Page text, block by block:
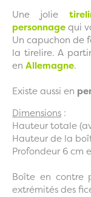
Une jolie
personnagequi
Un capuchon de
la tirelire. A
en Allemagne.
Existe aussi en
Dimensions :
Hauteur totale
Hauteur de la
Profondeur 6 cm
Boîte en contre
extrémités des